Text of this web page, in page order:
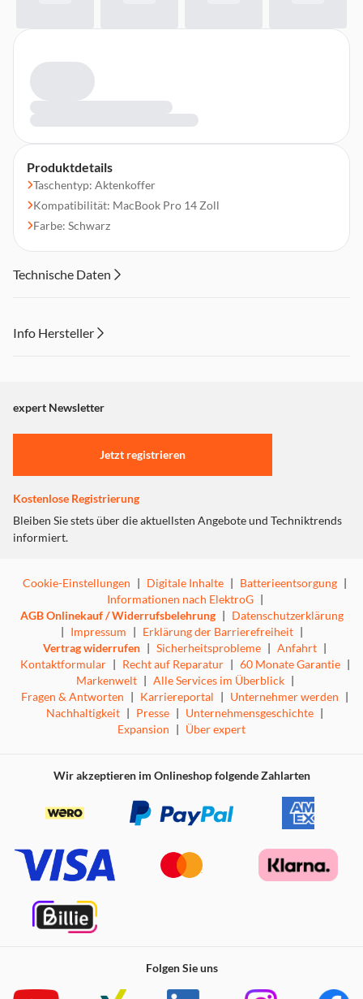
Produktdetails
Taschentyp: Aktenkoffer
Kompatibilität: MacBook Pro 14 Zoll
Farbe: Schwarz
Technische Daten
Info Hersteller
"Marketing".
Einstellungen anpassen
expert Newsletter
Jetzt registrieren
Kostenlose Registrierung
Bleiben Sie stets über die aktuellsten Angebote und Techniktrends
informiert.
Cookie-Einstellungen | Digitale Inhalte | Batterieentsorgung |
Informationen nach ElektroG |
AGB Onlinekauf / Widerrufsbelehrung | Datenschutzerklärung
| Impressum | Erklärung der Barrierefreiheit |
Vertrag widerrufen | Sicherheitsprobleme | Anfahrt |
Kontaktformular | Recht auf Reparatur | 60 Monate Garantie |
Markenwelt | Alle Services im Überblick |
Fragen & Antworten | Karriereportal | Unternehmer werden |
Nachhaltigkeit | Presse | Unternehmensgeschichte |
Expansion | Über expert
Wir akzeptieren im Onlineshop folgende Zahlarten
Folgen Sie uns